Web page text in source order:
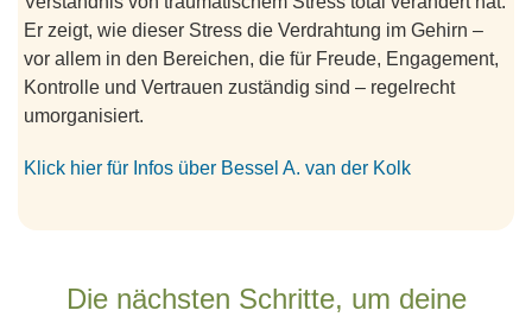
Er zeigt, wie dieser Stress die Verdrahtung im Gehirn –
vor allem in den Bereichen, die für Freude, Engagement,
Kontrolle und Vertrauen zuständig sind – regelrecht
umorganisiert.
Klick hier für Infos über Bessel A. van der Kolk
Die nächsten Schritte, um deine